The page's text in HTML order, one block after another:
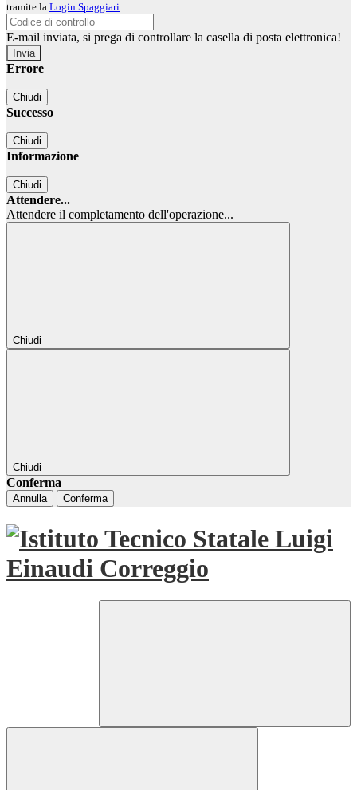
tramite la Login Spaggiari
E-mail inviata, si prega di controllare la casella di posta elettronica!
Errore
Chiudi
Successo
Chiudi
Informazione
Chiudi
Attendere...
Attendere il completamento dell'operazione...
Chiudi
Chiudi
Conferma
Annulla Conferma